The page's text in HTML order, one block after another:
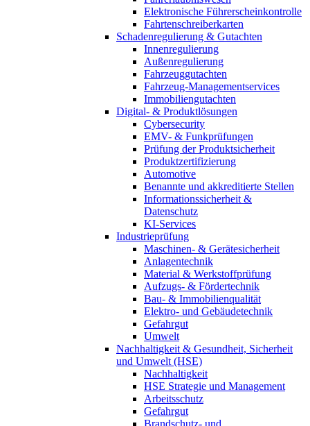
Elektronische Führerscheinkontrolle
Fahrtenschreiberkarten
Schadenregulierung & Gutachten
Innenregulierung
Außenregulierung
Fahrzeuggutachten
Fahrzeug-Managementservices
Immobiliengutachten
Digital- & Produktlösungen
Cybersecurity
EMV- & Funkprüfungen
Prüfung der Produktsicherheit
Produktzertifizierung
Automotive
Benannte und akkreditierte Stellen
Informationssicherheit &
Datenschutz
KI-Services
Industrieprüfung
Maschinen- & Gerätesicherheit
Anlagentechnik
Material & Werkstoffprüfung
Aufzugs- & Fördertechnik
Bau- & Immobilienqualität
Elektro- und Gebäudetechnik
Gefahrgut
Umwelt
Nachhaltigkeit & Gesundheit, Sicherheit
und Umwelt (HSE)
Nachhaltigkeit
HSE Strategie und Management
Arbeitsschutz
Gefahrgut
Brandschutz- und